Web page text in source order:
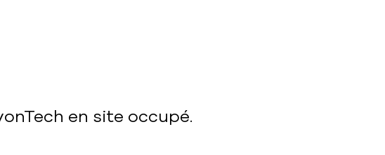
en site occupé.